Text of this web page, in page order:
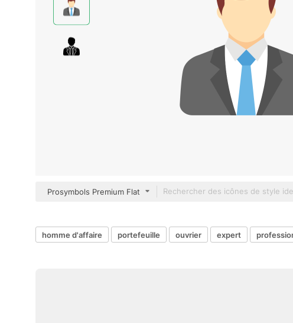
Prosymbols Premium Flat
homme d'affaire portefeuille ouvrier expert